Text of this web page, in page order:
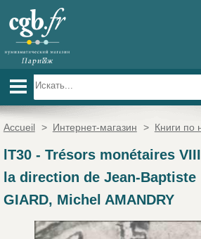
Accueil > Интернет-магазин > Книги по
lT30- Trésors monétaires
la direction de Jean-Baptiste
GIARD, Michel AMANDRY